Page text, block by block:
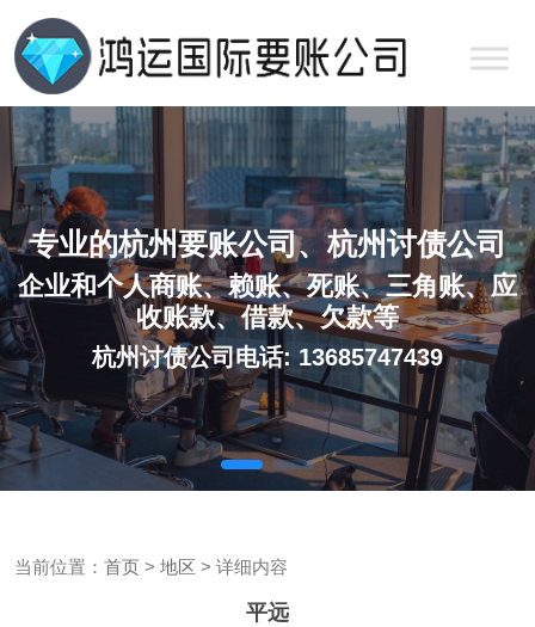
专业的杭州要账公司、杭州讨债公司
企业和个人商账、赖账、死账、三角账、应
收账款、借款、欠款等
杭州讨债公司电话: 13685747439
当前位置： 首页 > 地区 > 详细内容
平远